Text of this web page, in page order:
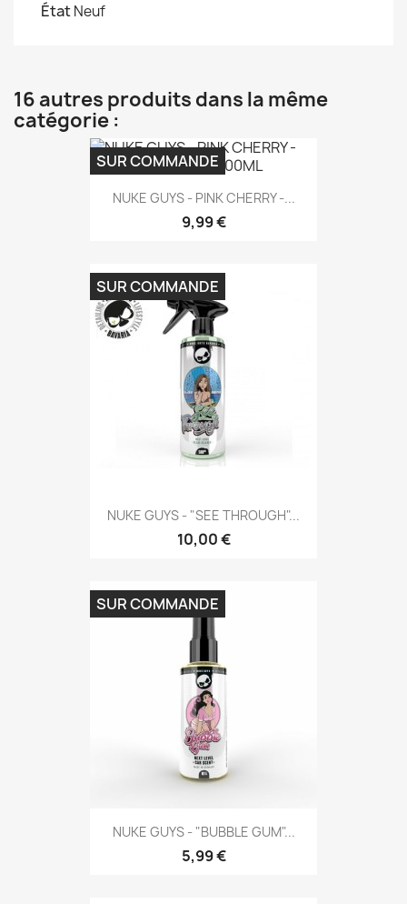
ÉtatNeuf
16 autres produits dans la même
catégorie :
NUKE GUYS - PINK CHERRY -...
9,99 €
SUR COMMANDE
NUKE GUYS - "SEE THROUGH"...
10,00 €
SUR COMMANDE
NUKE GUYS - "BUBBLE GUM"...
5,99 €
SUR COMMANDE